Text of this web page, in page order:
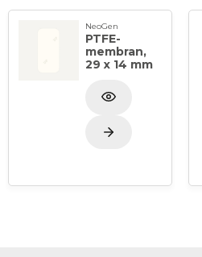
NeoGen
PTFE-
membran,
29 x 14 mm